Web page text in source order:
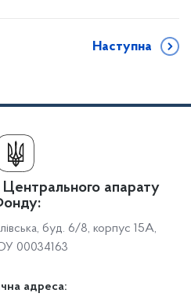
Наступна
апарату
буд. 6/8, корпус 15А,
00034163
адреса: